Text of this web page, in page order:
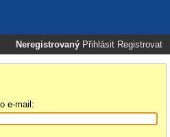
Neregistrovaný Přihlásit Registrovat
e-mail: